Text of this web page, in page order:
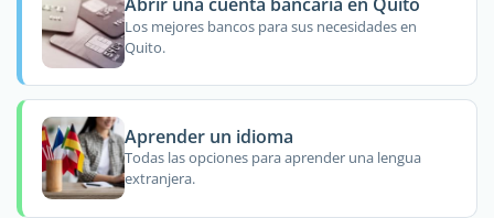
Abrir una cuenta bancaria en Quito
Los mejores bancos para sus necesidades en
Quito.
Aprender un idioma
Todas las opciones para aprender una lengua
extranjera.